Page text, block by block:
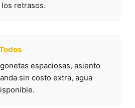
los retrasos.
espaciosas, asiento
sin costo extra, agua